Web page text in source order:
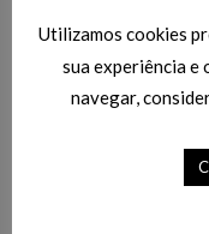
Utilizamos cookies
sua experiência e
navegar,